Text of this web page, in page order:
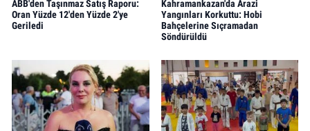
ABB'den Taşınmaz Satış Raporu:
Oran Yüzde 12'den Yüzde 2'ye
Geriledi
Kahramankazan'da Arazi
Yangınları Korkuttu: Hobi
Bahçelerine Sıçramadan
Söndürüldü